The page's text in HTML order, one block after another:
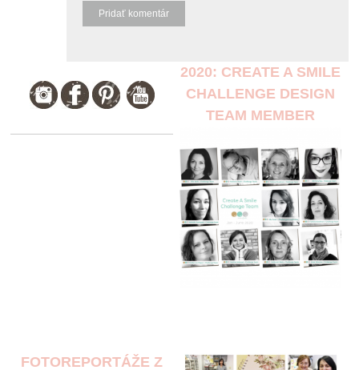
2020: CREATE A SMILE
CHALLENGE DESIGN
TEAM MEMBER
FOTOREPORTÁŽE Z